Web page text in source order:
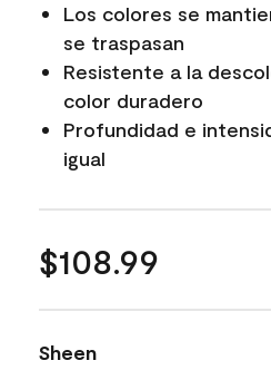
Los colores se
se traspasan
Resistente a la
color duradero
Profundidad e
igual
$108.99
Sheen